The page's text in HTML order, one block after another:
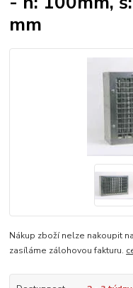
mm
Nákup zboží nelze nakoupit
zasíláme zálohovou fakturu.